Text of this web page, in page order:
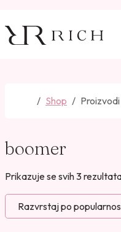
HomeShop
boomer
Prikazuje se svih 3